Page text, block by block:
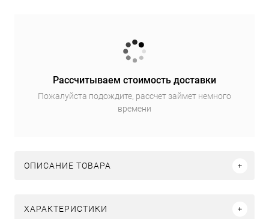
Рассчитываем стоимость доставки
Пожалуйста подождите, рассчет займет немного
времени
ОПИСАНИЕ ТОВАРА
ХАРАКТЕРИСТИКИ